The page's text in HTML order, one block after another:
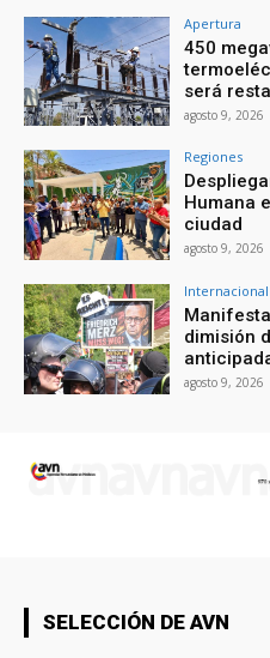
Apertura
450
será
agosto 9, 2026
Regiones
Humana
ciudad
agosto 9, 2026
Internacional
dimisión
agosto 9, 2026
SELECCIÓN DE AVN